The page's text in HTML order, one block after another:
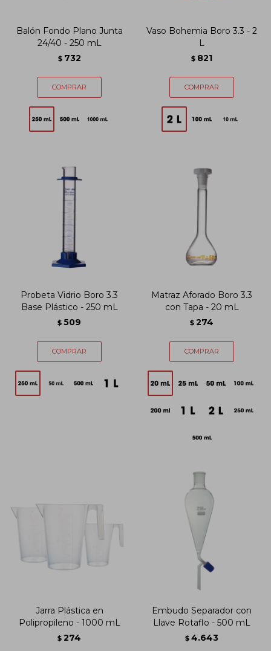
Balón Fondo Plano Junta
24/40 - 250 mL
$ 732
Vaso Bohemia Boro 3.3 - 2
L
$ 821
Probeta Vidrio Boro 3.3
Base Plástico - 250 mL
$ 509
Matraz Aforado Boro 3.3
con Tapa - 20 mL
$ 274
Jarra Plástica en
Polipropileno - 1000 mL
$ 274
Embudo Separador con
Llave Rotaflo - 500 mL
$ 4.643